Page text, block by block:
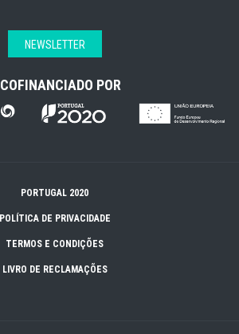
NEWSLETTER
COFINANCIADO POR
PORTUGAL 2020
POLÍTICA DE PRIVACIDADE
TERMOS E CONDIÇÕES
LIVRO DE RECLAMAÇÕES